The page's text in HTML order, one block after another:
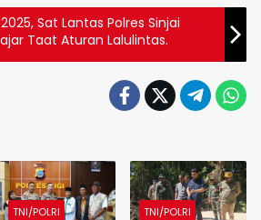
Sat Lantas Polres Sinjai
Taat Aturan Lalulintas.
TNI/POLRI TNI/POLRI